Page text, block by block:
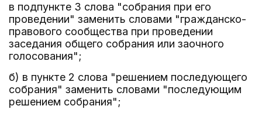
в подпункте 3 слова "собрания при его
проведении" заменить словами "гражданско-
правового сообщества при проведении
заседания общего собрания или заочного
голосования";
б) в пункте 2 слова "решением последующего
собрания" заменить словами "последующим
решением собрания";